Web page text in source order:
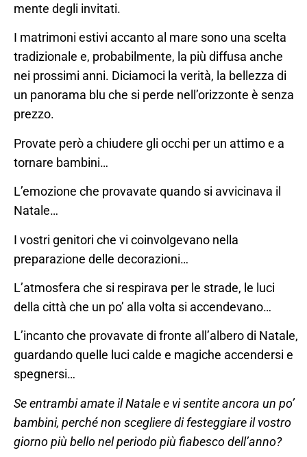
mente degli invitati.
I matrimoni estivi accanto al mare sono una scelta
tradizionale e, probabilmente, la più diffusa anche
nei prossimi anni. Diciamoci la verità, la bellezza di
un panorama blu che si perde nell’orizzonte è senza
prezzo.
Provate però a chiudere gli occhi per un attimo e a
tornare bambini…
L’emozione che provavate quando si avvicinava il
Natale…
I vostri genitori che vi coinvolgevano nella
preparazione delle decorazioni…
L’atmosfera che si respirava per le strade, le luci
della città che un po’ alla volta si accendevano…
L’incanto che provavate di fronte all’albero di Natale,
guardando quelle luci calde e magiche accendersi e
spegnersi…
Se entrambi amate il Natale e vi sentite ancora un po’
bambini, perché non scegliere di festeggiare il vostro
giorno più bello nel periodo più fiabesco dell’anno?